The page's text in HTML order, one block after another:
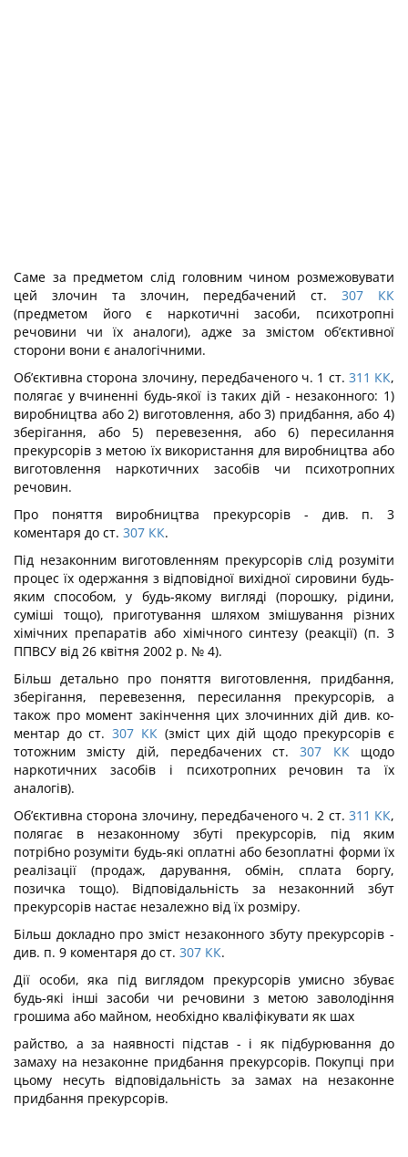
Саме за предметом слід головним чином розмежовувати
цей злочин та злочин, передбачений ст. 307 КК
(предметом його є наркотичні засоби, психотропні
речовини чи їх аналоги), адже за змістом об’єктивної
сторони вони є аналогічними.
Об’єктивна сторона злочину, передбаченого ч. 1 ст. 311 КК,
полягає у вчинен­ні будь-якої із таких дій - незаконного: 1)
виробництва або 2) виготовлення, або 3) придбання, або 4)
зберігання, або 5) перевезення, або 6) пересилання
прекурсорів з метою їх використання для виробництва або
виготовлення наркотичних засобів чи психотропних
речовин.
Про поняття виробництва прекурсорів - див. п. 3
коментаря до ст. 307 КК.
Під незаконним виготовленням прекурсорів слід розуміти
процес їх одержання з відповідної вихідної сировини будь-
яким способом, у будь-якому вигляді (порошку, рідини,
суміші тощо), приготування шляхом змішування різних
хімічних препаратів або хімічного синтезу (реакції) (п. 3
ППВСУ від 26 квітня 2002 р. № 4).
Більш детально про поняття виготовлення, придбання,
зберігання, перевезення, пересилання прекурсорів, а
також про момент закінчення цих злочинних дій див. ко­
ментар до ст. 307 КК(зміст цих дій щодо прекурсорів є
тотожним змісту дій, перед­бачених ст. 307 ККщодо
наркотичних засобів і психотропних речовин та їх
аналогів).
Об’єктивна сторона злочину, передбаченого ч. 2 ст. 311 КК,
полягає в незакон­ному збуті прекурсорів, під яким
потрібно розуміти будь-які оплатні або безоплатні форми їх
реалізації (продаж, дарування, обмін, сплата боргу,
позичка тощо). Відпо­відальність за незаконний збут
прекурсорів настає незалежно від їх розміру.
Більш докладно про зміст незаконного збуту прекурсорів -
див. п. 9 коментаря до ст. 307 КК.
Дії особи, яка під виглядом прекурсорів умисно збуває
будь-які інші засоби чи речовини з метою заволодіння
грошима або майном, необхідно кваліфікувати як шах­
райство, а за наявності підстав - і як підбурювання до
замаху на незаконне придбан­ня прекурсорів. Покупці при
цьому несуть відповідальність за замах на незаконне
придбання прекурсорів.